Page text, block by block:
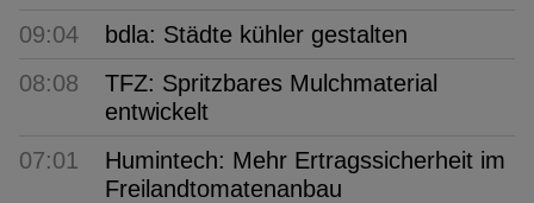
09:04
bdla: Städte kühler gestalten
08:08
TFZ: Spritzbares Mulchmaterial
entwickelt
07:01
Humintech: Mehr Ertragssicherheit im
Freilandtomatenanbau